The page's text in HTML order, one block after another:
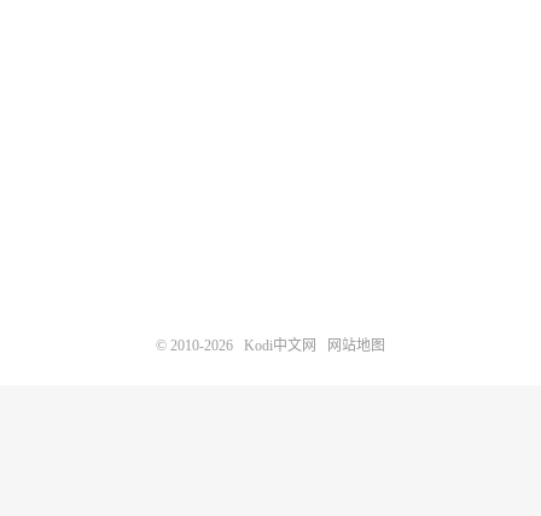
© 2010-2026 Kodi中文网 网站地图